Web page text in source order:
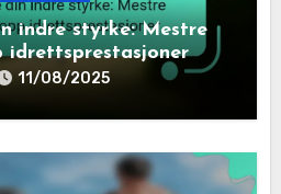
indre styrke: Mestre
11/08/2025